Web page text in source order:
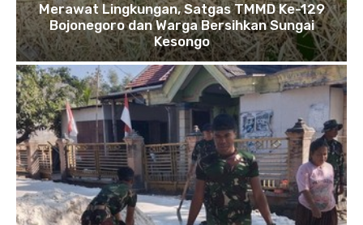
Merawat Lingkungan, Satgas TMMD Ke-129
Bojonegoro dan Warga Bersihkan Sungai
Kesongo